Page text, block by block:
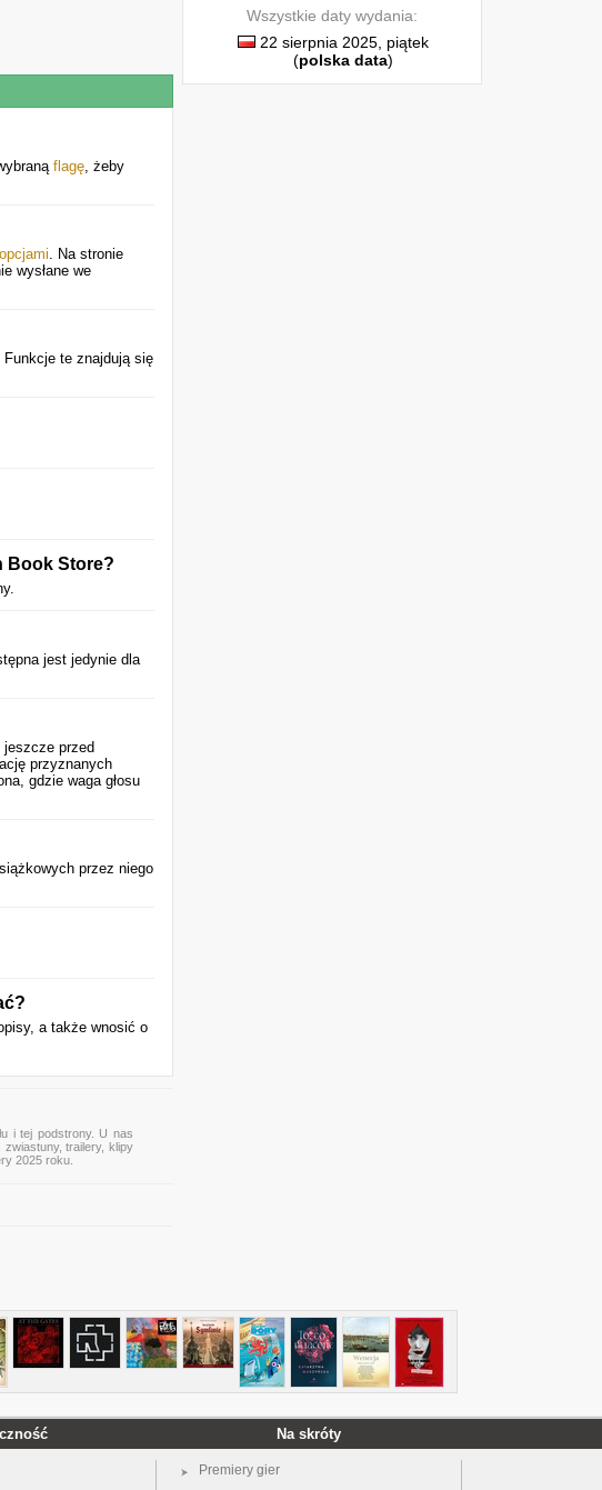
flagę, żeby
. Na stronie
wysłane we
Funkcje te znajdują się
Book Store?
jest jedynie dla
jeszcze przed
przyznanych
gdzie waga głosu
przez niego
a także wnosić o
i tej podstrony. U nas
trailery, klipy
2025 roku.
Wszystkie daty wydania:
22 sierpnia 2025, piątek
(polska data)
Na skróty
Premiery gier